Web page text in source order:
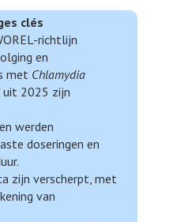
clés
richtlijn
en
met Chlamydia
uit 2025 zijn
werden
doseringen en
zijn verscherpt, met
van